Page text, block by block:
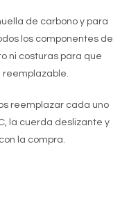
de carbono y para
los componentes de
ni costuras para que
reemplazar cada uno
la cuerda deslizante y
la compra.